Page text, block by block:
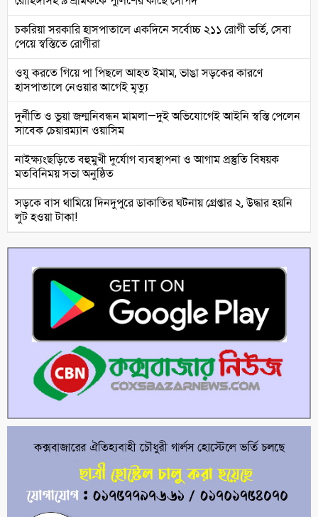
চকরিয়া সরকারি হাসপাতালে একদিনে সর্বোচ্চ ২১১ রোগী ভর্তি, সেবা
পেয়ে স্বস্তিতে রোগীরা
ওযু করতে গিয়ে পা পিছলে আহত ইমাম, ভাঙা সড়কের কারণে
হাসপাতালে নেওয়ার আগেই মৃত্যু
দুর্নীতি ও ভুয়া জন্মনিবন্ধন মামলা—দুই অভিযোগেই আইনি স্বস্তি পেলেন
সাবেক চেয়ারম্যান ওয়াসিম
নাইক্ষ্যংছড়িতে বহুমুখী দুর্যোগ ব্যবস্থাপনা ও আগাম প্রস্তুতি বিষয়ক
মতবিনিময় সভা অনুষ্ঠিত
সড়কে বাস থামিয়ে দিনদুপুরে ডাকাতির ঘটনায় গ্রেপ্তার ২, উদ্ধার হয়নি
লুট হওয়া টাকা!